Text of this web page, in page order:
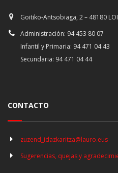
Goitiko-Antsobiaga, 2 – 48180
Administración: 94 453 80 07
Infantil y Primaria: 94 471 04 43
Secundaria: 94 471 04 44
CONTACTO
zuzend_idazkaritza@lauro.eus
Sugerencias, quejas y